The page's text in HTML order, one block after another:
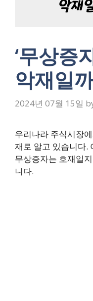
‘무상증
악재일
2024년 07월 15일
우리나라 주식시장
재로 알고 있습니다.
무상증자는 호재일
니다.